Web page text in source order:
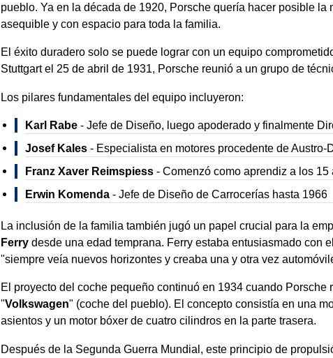
pueblo. Ya en la década de 1920, Porsche quería hacer posible
asequible y con espacio para toda la familia.
El éxito duradero solo se puede lograr con un equipo
Stuttgart el 25 de abril de 1931, Porsche reunió a un grupo de
Los pilares fundamentales del equipo incluyeron:
Karl Rabe - Jefe de Diseño, luego apoderado y finalmente
Josef Kales - Especialista en motores procedente de Austro-
Franz Xaver Reimspiess - Comenzó como aprendiz a los 15
Erwin Komenda - Jefe de Diseño de Carrocerías hasta 1966
La inclusión de la familia también jugó un papel crucial para la
Ferry desde una edad temprana. Ferry estaba entusiasmado con
"siempre veía nuevos horizontes y creaba una y otra vez
El proyecto del coche pequeño continuó en 1934 cuando
"Volkswagen" (coche del pueblo). El concepto consistía en una
asientos y un motor bóxer de cuatro cilindros en la parte trasera.
Después de la Segunda Guerra Mundial, este principio de